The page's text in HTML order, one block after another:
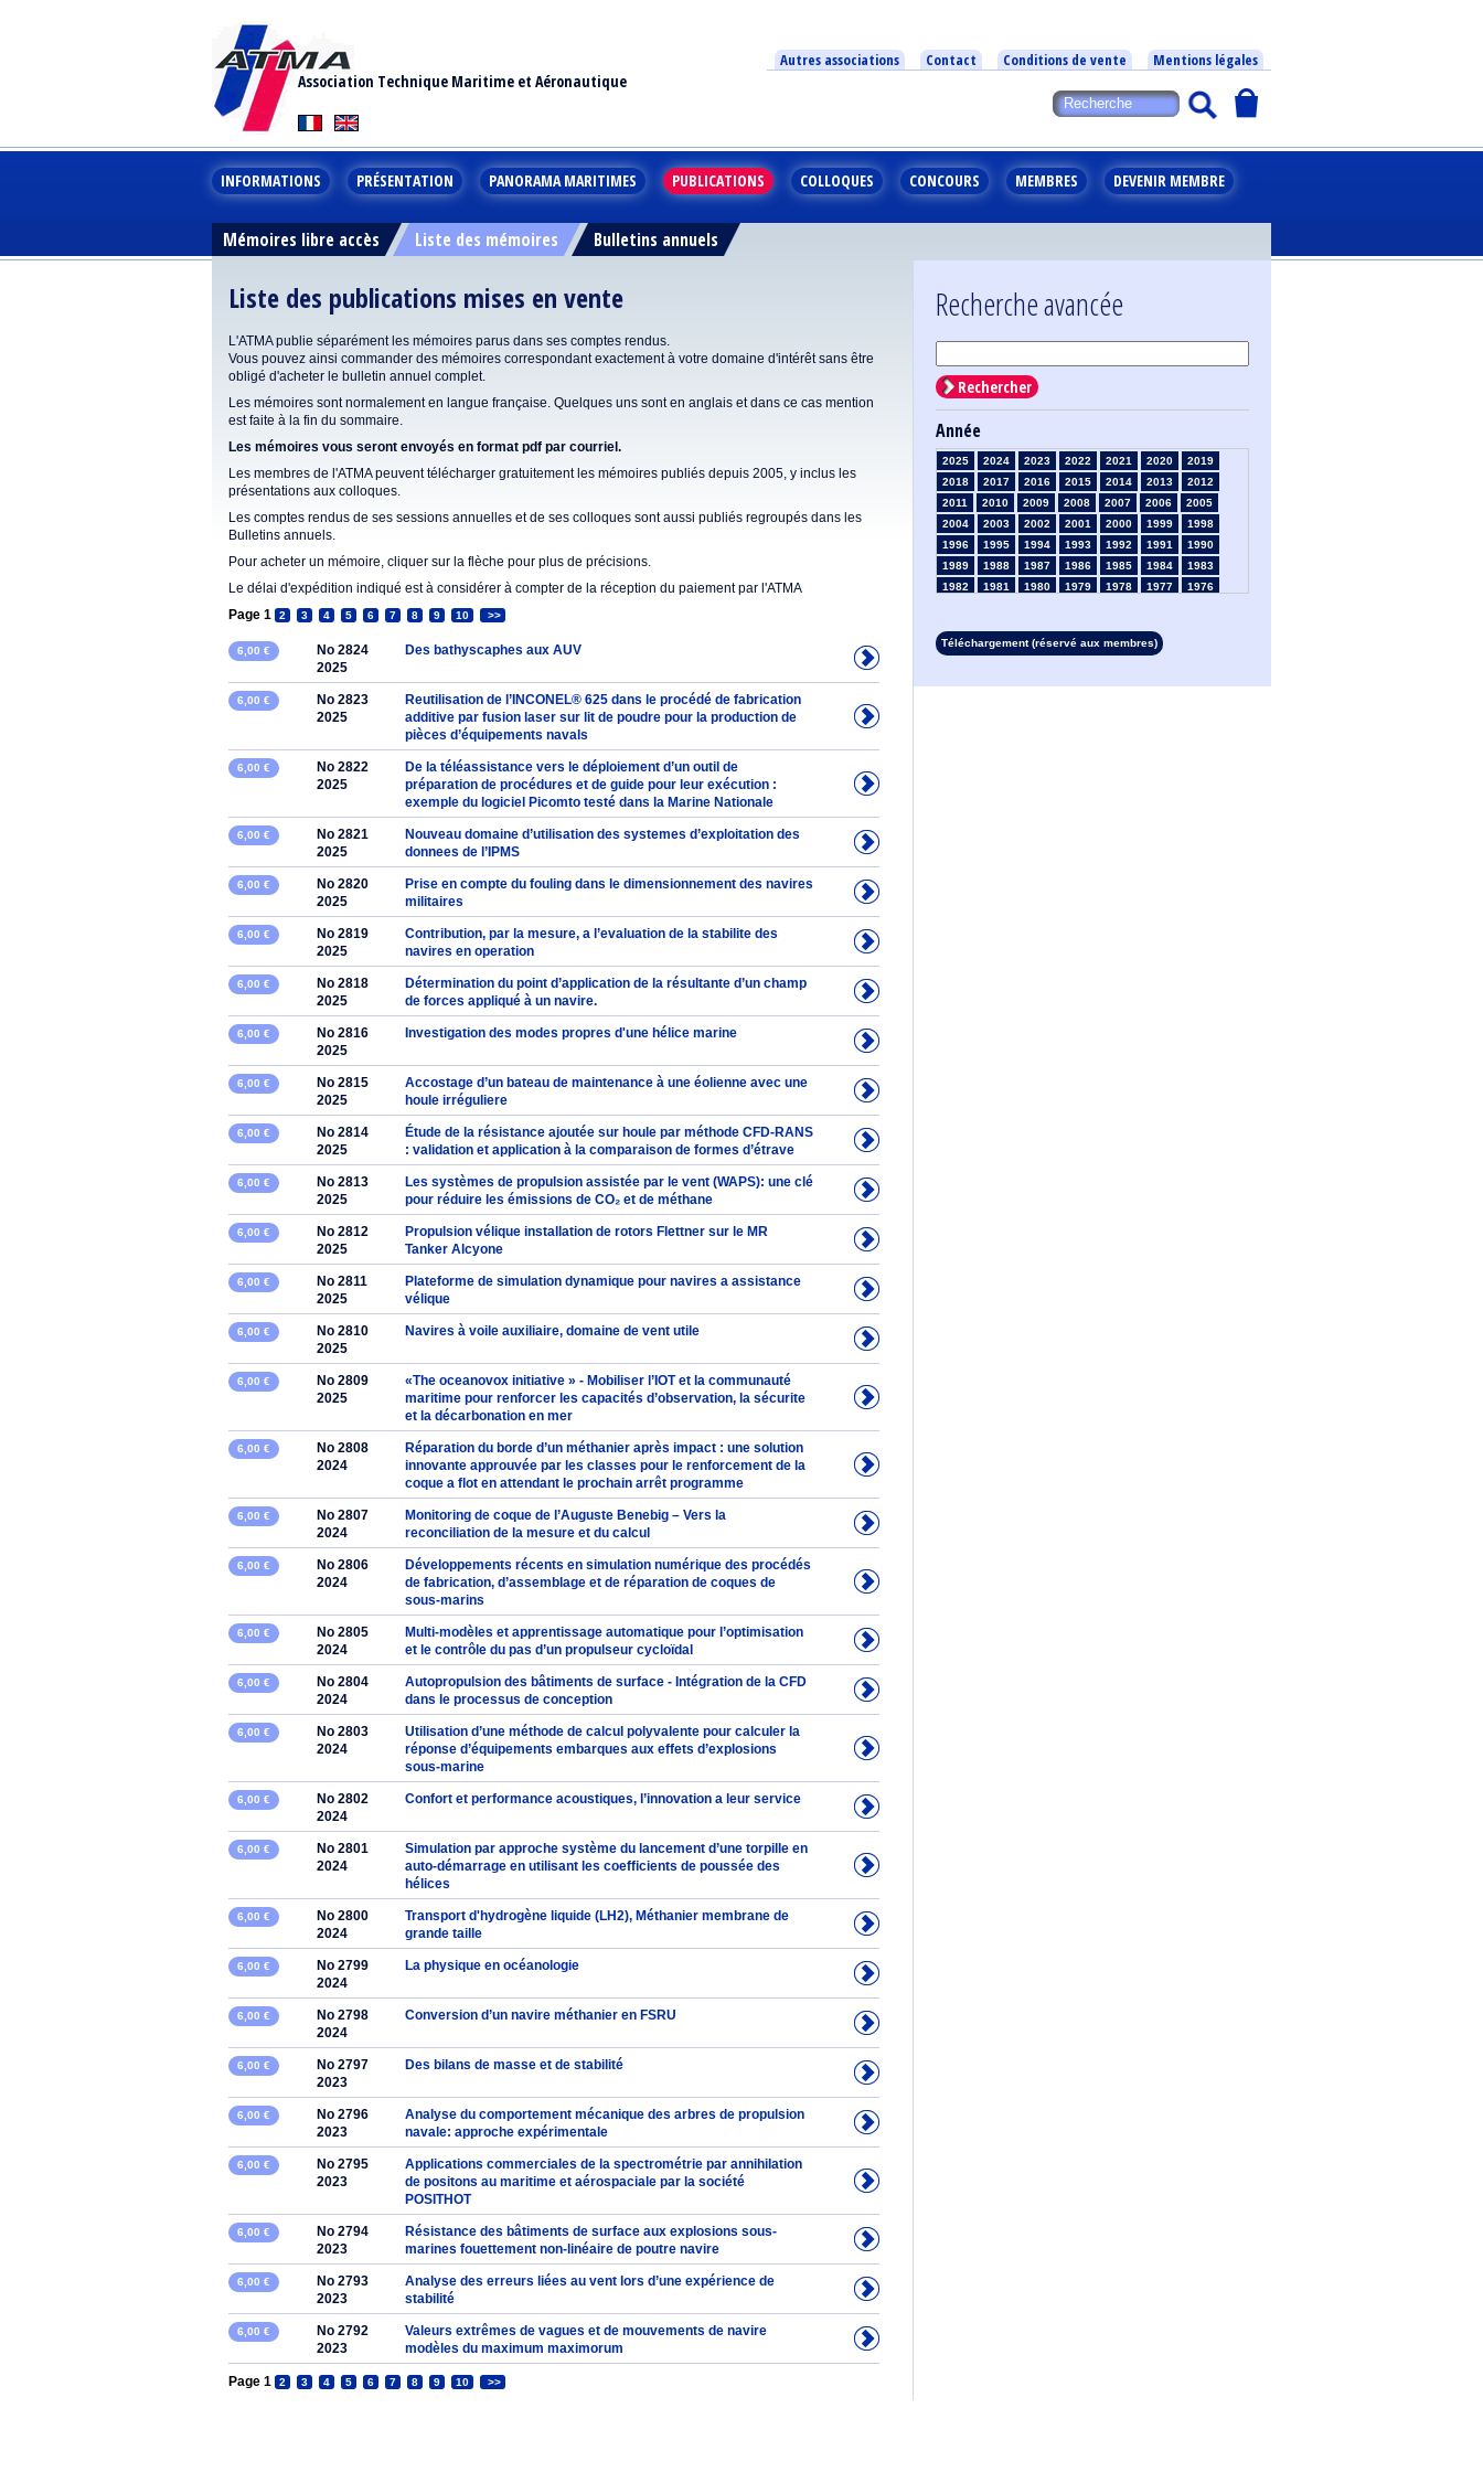
Association Technique Maritime et Aéronautique
Autres associations Contact Conditions de vente Mentions légales
INFORMATIONS PRÉSENTATION PANORAMA MARITIMES PUBLICATIONS COLLOQUES CONCOURS MEMBRES DEVENIR MEMBRE
Mémoires libre accès Liste des mémoires Bulletins annuels
Liste des publications mises en vente
L'ATMA publie séparément les mémoires parus dans ses comptes rendus.
Vous pouvez ainsi commander des mémoires correspondant exactement à votre domaine d'intérêt sans être
obligé d'acheter le bulletin annuel complet.
Les mémoires sont normalement en langue française. Quelques uns sont en anglais et dans ce cas mention
est faite à la fin du sommaire.
Les mémoires vous seront envoyés en format pdf par courriel.
Les membres de l'ATMA peuvent télécharger gratuitement les mémoires publiés depuis 2005, y inclus les
présentations aux colloques.
Les comptes rendus de ses sessions annuelles et de ses colloques sont aussi publiés regroupés dans les
Bulletins annuels.
Pour acheter un mémoire, cliquer sur la flèche pour plus de précisions.
Le délai d'expédition indiqué est à considérer à compter de la réception du paiement par l'ATMA
Page 1
2 3 4 5 6 7 8 9 10 >>
6,00 €
No 2824
2025
Des bathyscaphes aux AUV
6,00 €
No 2823
2025
Reutilisation de l’INCONEL® 625 dans le procédé de fabrication
additive par fusion laser sur lit de poudre pour la production de
pièces d’équipements navals
6,00 €
No 2822
2025
De la téléassistance vers le déploiement d’un outil de
préparation de procédures et de guide pour leur exécution :
exemple du logiciel Picomto testé dans la Marine Nationale
6,00 €
No 2821
2025
Nouveau domaine d’utilisation des systemes d’exploitation des
donnees de l’IPMS
6,00 €
No 2820
2025
Prise en compte du fouling dans le dimensionnement des navires
militaires
6,00 €
No 2819
2025
Contribution, par la mesure, a l’evaluation de la stabilite des
navires en operation
6,00 €
No 2818
2025
Détermination du point d’application de la résultante d’un champ
de forces appliqué à un navire.
6,00 €
No 2816
2025
Investigation des modes propres d'une hélice marine
6,00 €
No 2815
2025
Accostage d’un bateau de maintenance à une éolienne avec une
houle irréguliere
6,00 €
No 2814
2025
Étude de la résistance ajoutée sur houle par méthode CFD-RANS
: validation et application à la comparaison de formes d’étrave
6,00 €
No 2813
2025
Les systèmes de propulsion assistée par le vent (WAPS): une clé
pour réduire les émissions de CO₂ et de méthane
6,00 €
No 2812
2025
Propulsion vélique installation de rotors Flettner sur le MR
Tanker Alcyone
6,00 €
No 2811
2025
Plateforme de simulation dynamique pour navires a assistance
vélique
6,00 €
No 2810
2025
Navires à voile auxiliaire, domaine de vent utile
6,00 €
No 2809
2025
«The oceanovox initiative » - Mobiliser l’IOT et la communauté
maritime pour renforcer les capacités d’observation, la sécurite
et la décarbonation en mer
6,00 €
No 2808
2024
Réparation du borde d’un méthanier après impact : une solution
innovante approuvée par les classes pour le renforcement de la
coque a flot en attendant le prochain arrêt programme
6,00 €
No 2807
2024
Monitoring de coque de l’Auguste Benebig – Vers la
reconciliation de la mesure et du calcul
6,00 €
No 2806
2024
Développements récents en simulation numérique des procédés
de fabrication, d’assemblage et de réparation de coques de
sous-marins
6,00 €
No 2805
2024
Multi-modèles et apprentissage automatique pour l’optimisation
et le contrôle du pas d’un propulseur cycloïdal
6,00 €
No 2804
2024
Autopropulsion des bâtiments de surface - Intégration de la CFD
dans le processus de conception
6,00 €
No 2803
2024
Utilisation d’une méthode de calcul polyvalente pour calculer la
réponse d’équipements embarques aux effets d’explosions
sous-marine
6,00 €
No 2802
2024
Confort et performance acoustiques, l’innovation a leur service
6,00 €
No 2801
2024
Simulation par approche système du lancement d’une torpille en
auto-démarrage en utilisant les coefficients de poussée des
hélices
6,00 €
No 2800
2024
Transport d'hydrogène liquide (LH2), Méthanier membrane de
grande taille
6,00 €
No 2799
2024
La physique en océanologie
6,00 €
No 2798
2024
Conversion d’un navire méthanier en FSRU
6,00 €
No 2797
2023
Des bilans de masse et de stabilité
6,00 €
No 2796
2023
Analyse du comportement mécanique des arbres de propulsion
navale: approche expérimentale
6,00 €
No 2795
2023
Applications commerciales de la spectrométrie par annihilation
de positons au maritime et aérospaciale par la société
POSITHOT
6,00 €
No 2794
2023
Résistance des bâtiments de surface aux explosions sous-
marines fouettement non-linéaire de poutre navire
6,00 €
No 2793
2023
Analyse des erreurs liées au vent lors d’une expérience de
stabilité
6,00 €
No 2792
2023
Valeurs extrêmes de vagues et de mouvements de navire
modèles du maximum maximorum
Page 1 2 3 4 5 6 7 8 9 10 >>
Recherche avancée
Rechercher
Année
2025 2024 2023 2022 2021 2020
2019
2018
2017 2016 2015 2014 2013
2012
2011
2010 2009 2008 2007 2006
2005
2004
2003 2002 2001 2000 1999
1998
1996
1995 1994 1993 1992 1991
1990
1989
1988 1987 1986 1985 1984
1983
1982
1981 1980 1979 1978 1977
1976
1961
1960 1959 1958 1957 1956
Téléchargement (réservé aux membres)